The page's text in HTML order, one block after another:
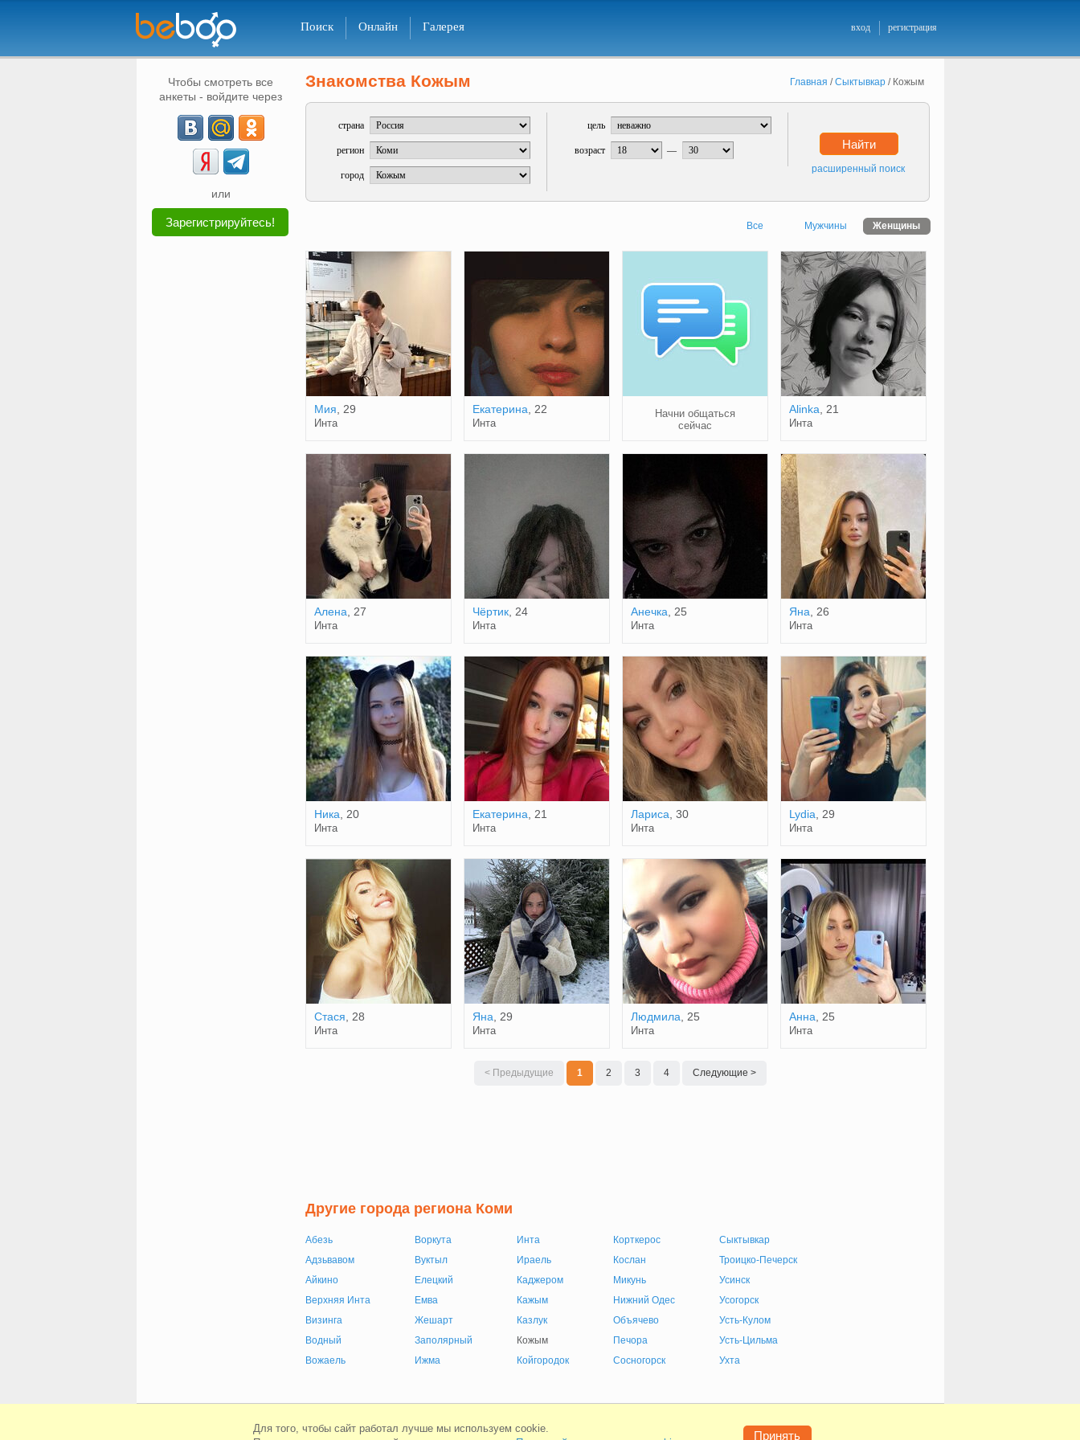
Поиск Онлайн Галерея вход регистрация
Чтобы смотреть все
анкеты - войдите через
или
Зарегистрируйтесь!
Знакомства Кожым Главная /Сыктывкар/ Кожым
страна
регион
город
цель
возраст — Найти
расширенный поиск
Все Мужчины Женщины
Мия , 29
Инта
Екатерина , 22
Инта
Начни общаться
сейчас
Alinka , 21
Инта
Алена , 27
Инта
Чёртик, 24
Инта
Анечка , 25
Инта
Яна , 26
Инта
Ника , 20
Инта
Екатерина , 21
Инта
Лариса , 30
Инта
Lydia , 29
Инта
Стася , 28
Инта
Яна , 29
Инта
Людмила , 25
Инта
Анна , 25
Инта
< Предыдущие 1 2 3 4 Следующие >
Другие города региона Коми
Абезь
Адзьвавом
Айкино
Верхняя Инта
Визинга
Водный
Вожаель
Воркута
Вуктыл
Елецкий
Емва
Жешарт
Заполярный
Ижма
Инта
Ираель
Каджером
Кажым
Казлук
Кожым
Койгородок
Корткерос
Кослан
Микунь
Нижний Одес
Объячево
Печора
Сосногорск
Сыктывкар
Троицко-Печерск
Усинск
Усогорск
Усть-Кулом
Усть-Цильма
Ухта
Для того, чтобы сайт работал лучше мы используем cookie.
Принять